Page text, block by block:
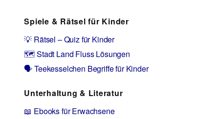
Spiele & Rätsel für Kinder
💡 Rätsel – Quiz für Kinder
🗺️ Stadt Land Fluss Lösungen
🗣️ Teekesselchen Begriffe für Kinder
Unterhaltung & Literatur
📖 Ebooks für Erwachsene